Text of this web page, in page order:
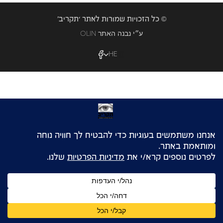
© כל הזכויות שמורות לאתר ‘תקריב’
OLIN ע״י נבנה האתר
HE